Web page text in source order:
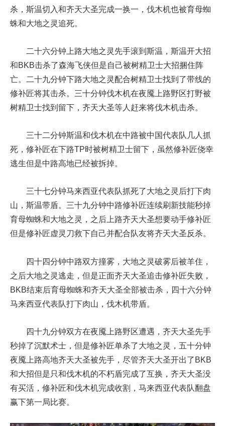
杀，斯温切入和齐天大圣完成一换一，伐木机也被育母蜘
蛛和大地之灵追死。
二十六分钟上路大地之灵先手滚到斯温，斯温开大招
和BKB击杀了森海飞侠但是自己被树精卫士大招捆住阵
亡。二十九分钟下路大地之灵配合树精卫士找到了带线的
修补匠将其击杀。三十分钟伐木机在夜魇上路野区打野被
树精卫士找到留下，齐天大圣等人赶来将伐木机击杀。
三十二分钟斯温和伐木机在中路被中国代表队几人抓
死，修补匠在下路TP时被树精卫士留下，虽然修补匠侥幸
逃生但是中路高地已经被拆掉。
三十七分钟马来西亚代表队抓死了大地之灵后打下肉
山，斯温带盾。三十九分钟中路修补匠连续刷新技能秒掉
育母蜘蛛和大地之灵，之后上路齐天大圣想要动手修补匠
但是修补匠虚灵刀救下自己并配合队友将齐天大圣反杀。
四十四分钟中路双方撞雾，大地之灵破雾后被羊住，
之后大地之灵逃走，但是正面齐天大圣追击修补匠失败，
BKB结束后育母蜘蛛和齐天大圣全部被击杀，四十六分钟
马来西亚代表队打下肉山，伐木机带盾。
四十九分钟双方在夜魇上路野区遭遇，齐天大圣先手
秒掉了沉默术士，但是修补匠单杀了大地之灵，五十分钟
夜魇上路高地齐天大圣被先手，尽管齐天大圣开出了BKB
和大招但是只和伐木机的不朽盾完成了互换，齐天大圣没
有买活，修补匠和伐木机完成收割，马来西亚代表队翻盘
赢下第一局比赛。